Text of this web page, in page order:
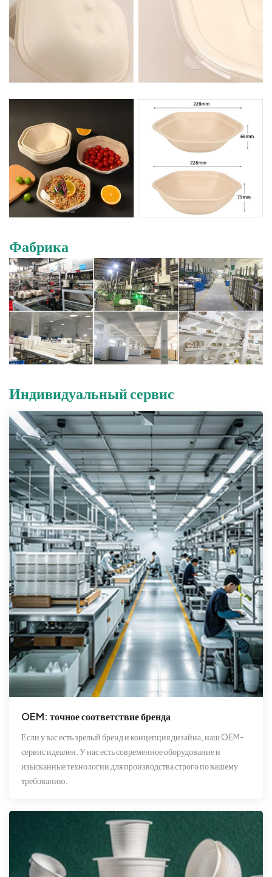
Фабрика
Индивидуальный сервис
OEM: точное соответствие бренда
Если у вас есть зрелый бренд и концепция дизайна, наш OEM-
сервис идеален. У нас есть современное оборудование и
изысканные технологии для производства строго по вашему
требованию.